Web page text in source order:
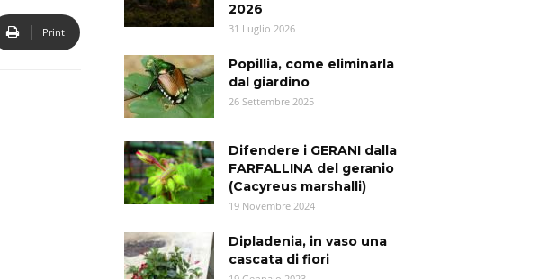
Print
2026
31 Luglio 2026
Popillia, come eliminarla
dal giardino
26 Settembre 2025
Difendere i GERANI dalla
FARFALLINA del geranio
(Cacyreus marshalli)
19 Novembre 2024
Dipladenia, in vaso una
cascata di fiori